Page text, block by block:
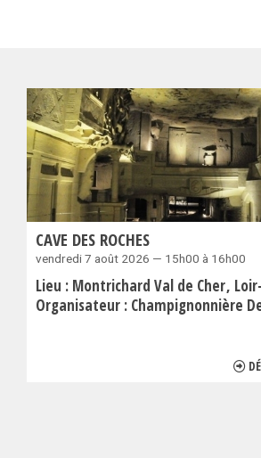
CAVE DES ROCHES
vendredi 7 août 2026 — 15h00 à 16h00
Lieu : Montrichard Val de Cher
Organisateur : Champignonnière